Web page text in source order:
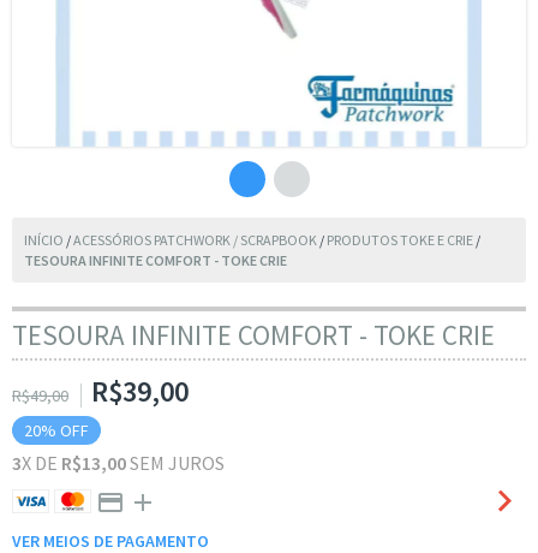
INÍCIO /ACESSÓRIOS PATCHWORK / SCRAPBOOK / PRODUTOS TOKE E CRIE /
TESOURA INFINITE COMFORT - TOKE CRIE
TESOURA INFINITE COMFORT - TOKE CRIE
R$49,00 R$39,00
20% OFF
3X DE R$13,00SEM JUROS
VER MEIOS DE PAGAMENTO